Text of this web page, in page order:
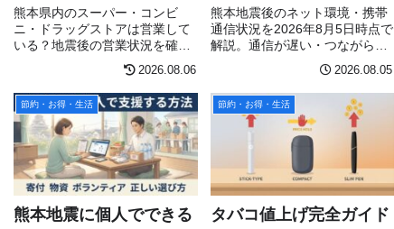
と買い物の注意点
熊本県内のスーパー・コンビ
ニ・ドラッグストアは営業して
いる？地震後の営業状況を確認
する方法、ゆめタウン・イオ
ン・セブン-イレブン・ローソ
ン・ファミリーマートなどの公
式確認先、買い物時の注意点を
まとめました。
2026.08.06
い時のWi‑Fiと連絡手段
熊本地震後のネット環境・携帯
通信状況を2026年8月5日時点で
解説。通信が遅い・つながらな
い時の対処法、無料
Wi‑Fi「00000JAPAN」の接続方
法と注意点、避難所の通信支
援、災害用伝言板171・web171
をまとめました。
2026.08.05
節約・お得・生活
熊本地震に個人でできる
節約・お得・生活
タバコ値上げ完全ガイド